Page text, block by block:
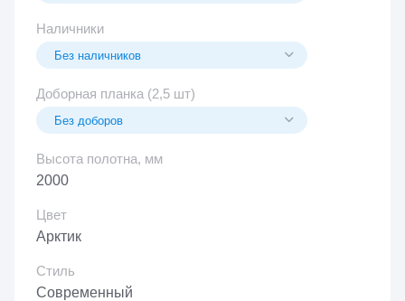
Наличники
Доборная планка (2,5 шт)
Высота полотна, мм
2000
Цвет
Арктик
Стиль
Современный